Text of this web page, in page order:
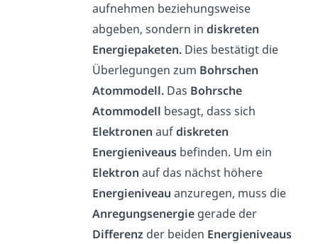
aufnehmen beziehungsweise
abgeben, sondern indiskreten
Energiepaketen. Dies bestätigt die
Überlegungen zum Bohrschen
Atommodell. Das Bohrsche
Atommodell besagt, dass sich
Elektronen aufdiskreten
Energieniveaus befinden. Um ein
Elektron auf das nächst höhere
Energieniveau anzuregen, muss die
Anregungsenergie gerade der
Differenz der beiden Energieniveaus